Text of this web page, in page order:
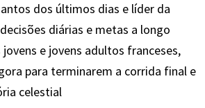
dos últimos dias e líder da
diárias e metas a longo
e jovens adultos franceses,
para terminarem a corrida final e
celestial